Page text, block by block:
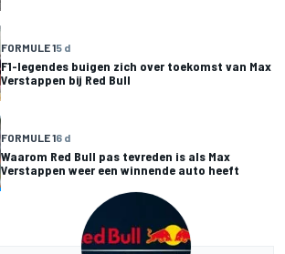
FORMULE 15 d
F1-legendes buigen zich over toekomst van Max
Verstappen bij Red Bull
FORMULE 16 d
Waarom Red Bull pas tevreden is als Max
Verstappen weer een winnende auto heeft